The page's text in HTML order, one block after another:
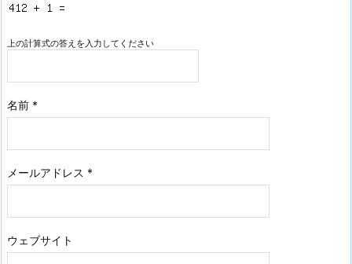
上の計算式の答えを入力してください
名前 *
メールアドレス *
ウェブサイト